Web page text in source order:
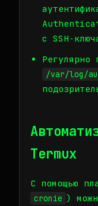
с
Регулярно
/var/log/
Termux
С помощью
cronie )